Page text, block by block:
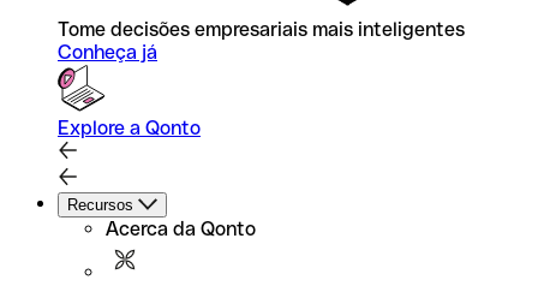
Tome decisões empresariais mais inteligentes
Conheça já
Explore a Qonto
Recursos
Acerca da Qonto